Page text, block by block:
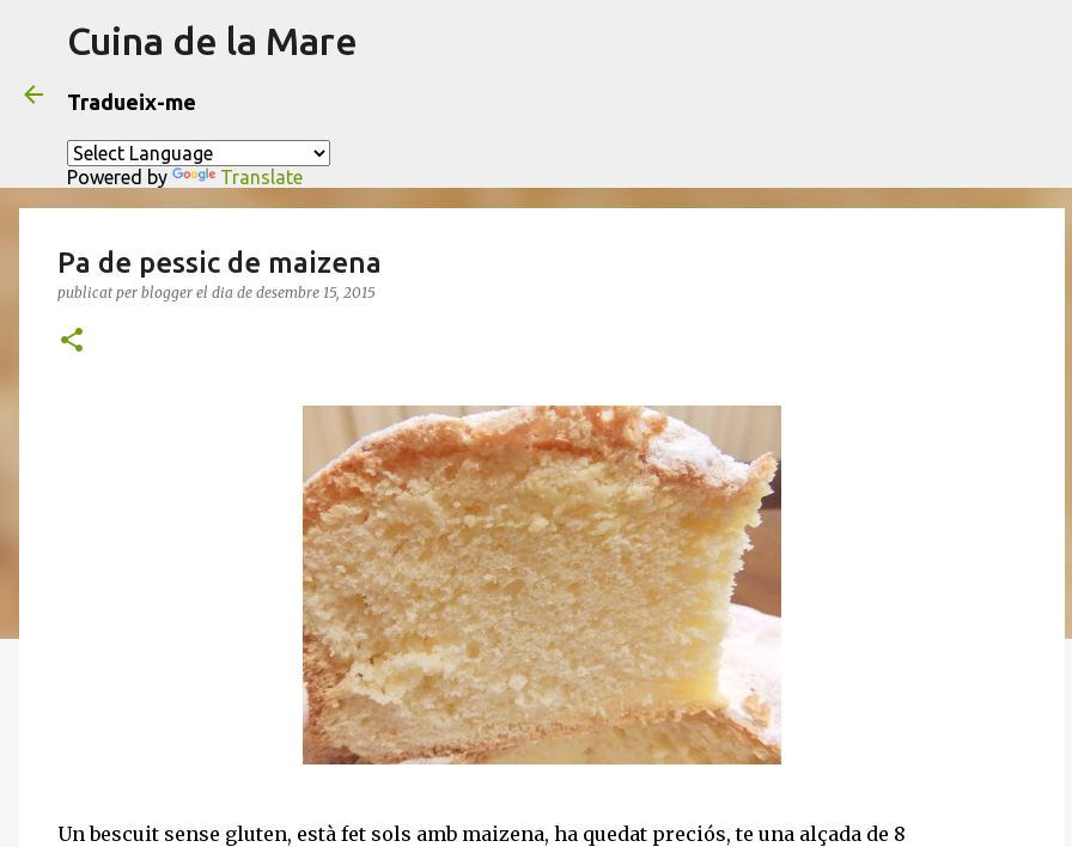
Cuina de la Mare
Tradueix-me
Powered by Translate
Pa de pessic de maizena
publicat per blogger el dia de desembre 15, 2015
Un bescuit sense gluten, està fet sols amb maizena, ha quedat preciós, te una alçada de 8